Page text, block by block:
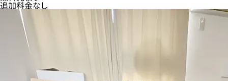
追加料金なし